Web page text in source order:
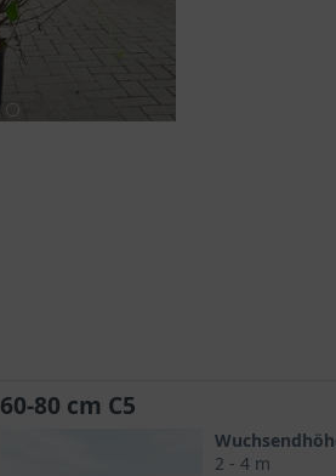
60-80 cm C5
2 - 4 m